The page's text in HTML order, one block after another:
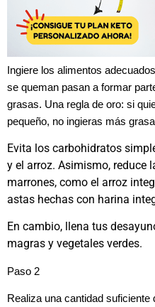
Ingiere los alimentos
se queman pasan a formar
grasas. Una regla de oro: si
pequeño, no ingieras más
Evita los carbohidratos
y el arroz. Asimismo, reduce
marrones, como el arroz
astas hechas con harina
En cambio, llena tus
magras y vegetales verdes.
Paso 2
Realiza una cantidad